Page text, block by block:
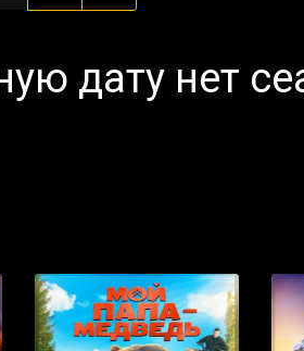
дату нет